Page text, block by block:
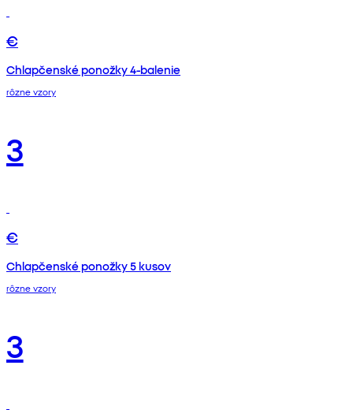
€
Chlapčenské ponožky 4-balenie
rôzne vzory
3
€
Chlapčenské ponožky 5 kusov
rôzne vzory
3